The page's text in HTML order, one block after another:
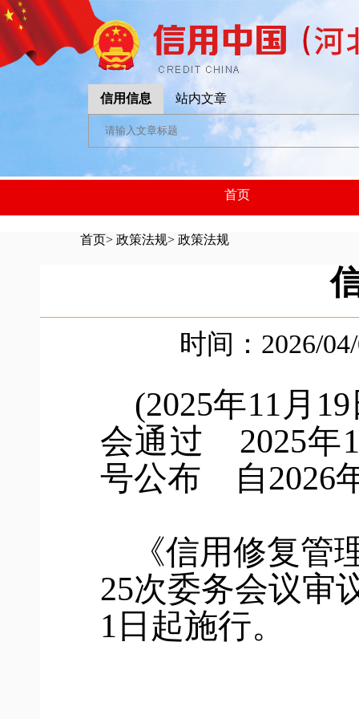
信用信息 站内文章
首页
首页> 政策法规> 政策法规
时间：2026/
(2025年11 月 19
会通过 2025年
号公布 自2026
《信用修复管
25次委务会议审
1日起施行。